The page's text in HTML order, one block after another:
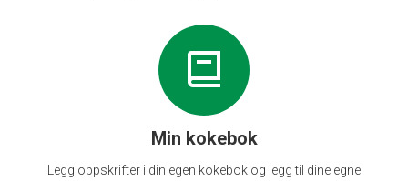
Min kokebok
Legg oppskrifter i din egen kokebok og legg til dine egne